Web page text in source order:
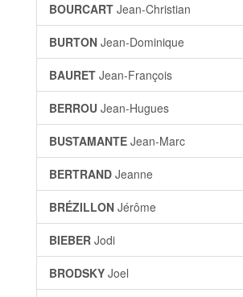
BOURCART Jean-Christian
BURTON Jean-Dominique
BAURET Jean-François
BERROU Jean-Hugues
BUSTAMANTE Jean-Marc
BERTRAND Jeanne
BRÉZILLON Jérôme
BIEBER Jodi
BRODSKY Joel